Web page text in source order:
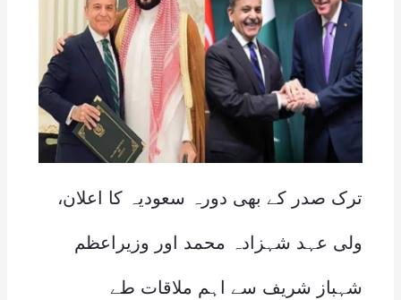
ترک صدر کے بھی دورہ سعودیہ کا اعلان،
ولی عہد شہزادہ محمد اور وزیراعظم
شہباز شریف سے اہم ملاقات طے